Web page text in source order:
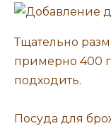
Тщательно
примерно 400
подходить.
Посуда для